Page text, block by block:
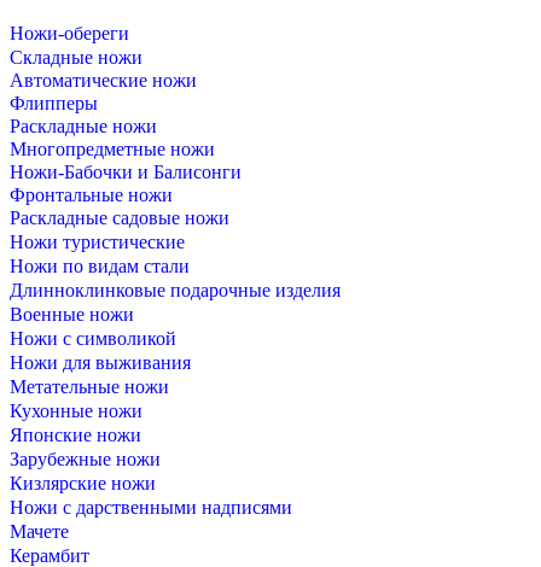
Ножи-обереги
Складные ножи
Автоматические ножи
Флипперы
Раскладные ножи
Многопредметные ножи
Ножи-Бабочки и Балисонги
Фронтальные ножи
Раскладные садовые ножи
Ножи туристические
Ножи по видам стали
Длинноклинковые подарочные изделия
Военные ножи
Ножи с символикой
Ножи для выживания
Метательные ножи
Кухонные ножи
Японские ножи
Зарубежные ножи
Кизлярские ножи
Ножи с дарственными надписями
Мачете
Керамбит